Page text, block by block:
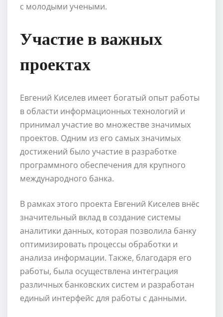
с молодыми учеными.
Участие в важных
проектах
Евгений Киселев имеет богатый опыт работы
в области информационных технологий и
принимал участие во множестве значимых
проектов. Одним из его самых значимых
достижений было участие в разработке
программного обеспечения для крупного
международного банка.
В рамках этого проекта Евгений Киселев внёс
значительный вклад в создание системы
аналитики данных, которая позволила банку
оптимизировать процессы обработки и
анализа информации. Также, благодаря его
работы, была осуществлена интеграция
различных банковских систем и разработан
единый интерфейс для работы с данными.